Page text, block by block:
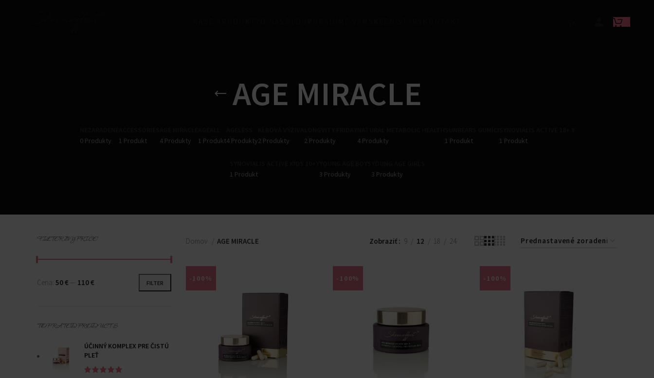
AGE MIRACLE
0 Produkty
1 Produkt
4 Produkty
1 Produkt4 Produkty2 Produkty
2 Produkty
4 Produkty
1 Produkt
1 Produkt
1 Produkt
3 Produkty
3 Produkty
FILTER BY PRICE
FILTER
Cena: 50 € — 110 €
TOP RATED PRODUCTS
ÚČINNÝ KOMPLEX PRE ČISTÚ
PLEŤ
Domov AGE MIRACLE Zobraziť 9 12 18 24
-100% -100% -100%